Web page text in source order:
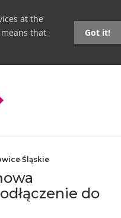
at the
that
Got it!
Śląskie
do